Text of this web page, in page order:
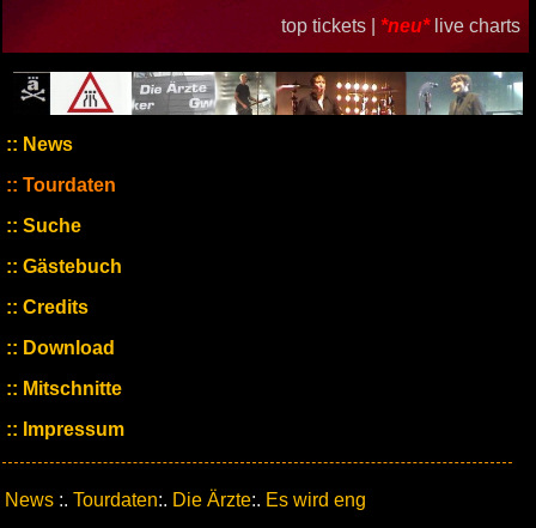
top tickets | *neu* live charts
News
Tourdaten
Suche
Gästebuch
Credits
Download
Mitschnitte
Impressum
News :. Tourdaten:. Die Ärzte:. Es wird eng